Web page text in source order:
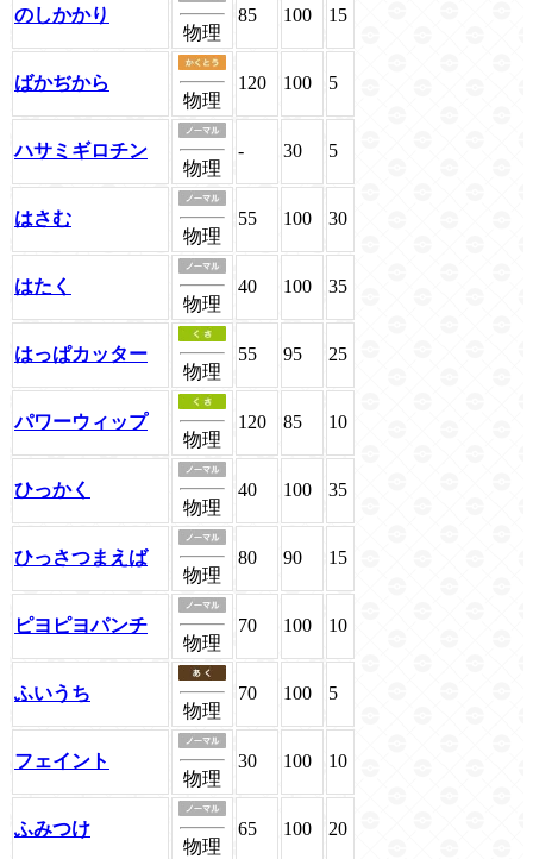
のしかかり
物理
85 100 15
ばかぢから
物理
120 100 5
ハサミギロチン
物理
- 30 5
はさむ
物理
55 100 30
はたく
物理
40 100 35
はっぱカッター
物理
55 95 25
パワーウィップ
物理
120 85 10
ひっかく
物理
40 100 35
ひっさつまえば
物理
80 90 15
ピヨピヨパンチ
物理
70 100 10
ふいうち
物理
70 100 5
フェイント
物理
30 100 10
ふみつけ
物理
65 100 20